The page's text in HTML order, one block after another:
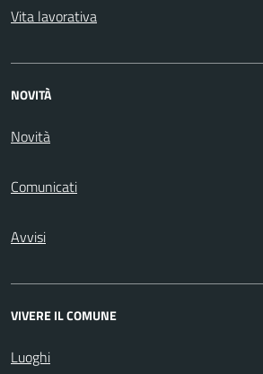
Vita lavorativa
NOVITÀ
Novità
Comunicati
Avvisi
VIVERE IL COMUNE
Luoghi